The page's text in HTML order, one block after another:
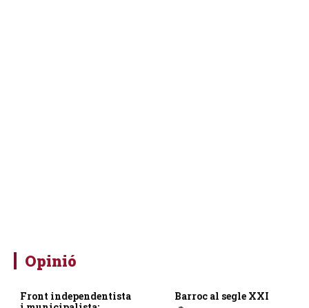
Opinió
Front independentista
Barroc al segle XXI